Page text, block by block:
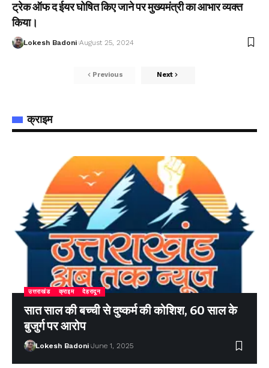
ट्रेक ऑफ द ईयर घोषित किए जाने पर मुख्यमंत्री का आभार व्यक्त
किया।
Lokesh Badoni August 25, 2024
Previous Next
क्राइम
उत्तराखंड क्राइम देहरादून
सात साल की बच्ची से दुष्कर्म की कोशिश, 60 साल के
बुजुर्ग पर आरोप
Lokesh Badoni June 1, 2025